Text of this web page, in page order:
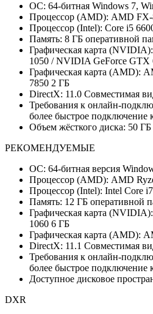
ОС: 64-битная Windows 7,
Процессор (AMD): AMD FX-
Процессор (Intel): Core i5
Память: 8 ГБ оперативной
Графическая карта
1050 / NVIDIA GeForce GTX
Графическая карта (AMD):
7850 2 ГБ
DirectX: 11.0 Совместимая
Требования к онлайн-
более быстрое подключение
Объем жёсткого диска: 50 ГБ
РЕКОМЕНДУЕМЫЕ
ОС: 64-битная версия
Процессор (AMD): AMD
Процессор (Intel): Intel Core
Память: 12 ГБ оперативной
Графическая карта
1060 6 ГБ
Графическая карта (AMD):
DirectX: 11.1 Совместимая
Требования к онлайн-
более быстрое подключение
Доступное дисковое
DXR